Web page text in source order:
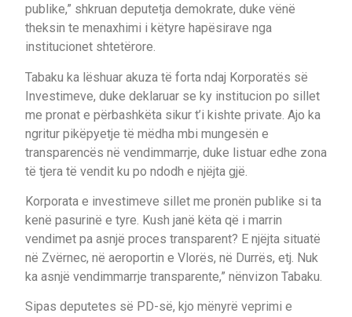
publike,” shkruan deputetja demokrate, duke vënë
theksin te menaxhimi i këtyre hapësirave nga
institucionet shtetërore.
Tabaku ka lëshuar akuza të forta ndaj Korporatës së
Investimeve, duke deklaruar se ky institucion po sillet
me pronat e përbashkëta sikur t’i kishte private. Ajo ka
ngritur pikëpyetje të mëdha mbi mungesën e
transparencës në vendimmarrje, duke listuar edhe zona
të tjera të vendit ku po ndodh e njëjta gjë.
Korporata e investimeve sillet me pronën publike si ta
kenë pasurinë e tyre. Kush janë këta që i marrin
vendimet pa asnjë proces transparent? E njëjta situatë
në Zvërnec, në aeroportin e Vlorës, në Durrës, etj. Nuk
ka asnjë vendimmarrje transparente,” nënvizon Tabaku.
Sipas deputetes së PD-së, kjo mënyrë veprimi e